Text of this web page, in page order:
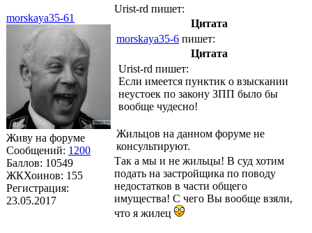
morskaya35-61
Живу на форуме
Сообщений: 1200
Баллов: 10549
ЖКХоинов: 155
Регистрация:
23.05.2017
Urist-rd пишет:
Цитата
morskaya35-6 пишет:
Цитата
Urist-rd пишет:
Если имеется пунктик о взыскании
неустоек по закону ЗПП было бы
вообще чудесно!
Жильцов на данном форуме не
консультируют.
Так а мы и не жильцы! В суд хотим
подать на застройщика по поводу
недостатков в части общего
имущества! С чего Вы вообще взяли,
что я жилец